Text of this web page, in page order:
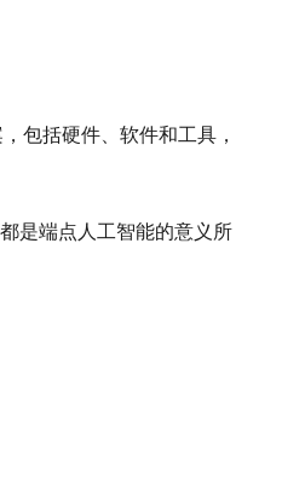
包括硬件、软件和工具，
是端点人工智能的意义所